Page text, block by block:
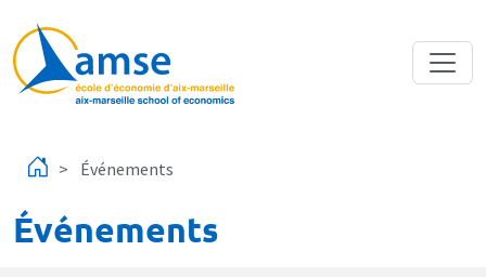
Événements
Événements